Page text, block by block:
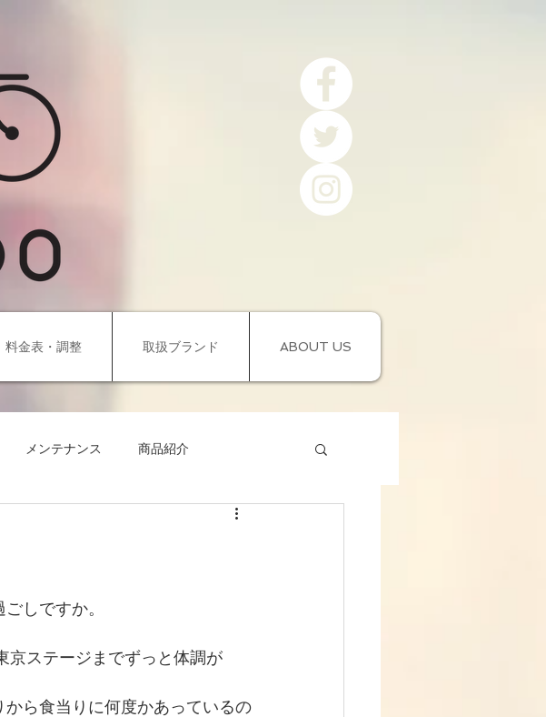
料金表・調整 取扱ブランド ABOUT US
メンテナンス 商品紹介
しですか。
京ステージまでずっと体調が
ら食当りに何度かあっているの